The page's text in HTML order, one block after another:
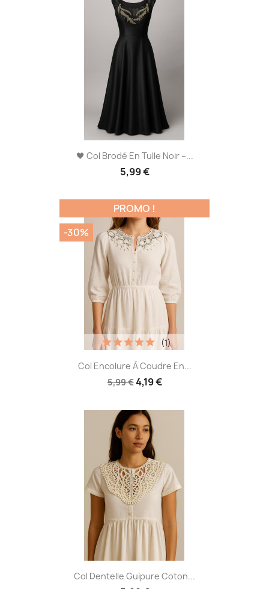
🖤 Col Brodé En Tulle Noir –...
5,99 €
Col Encolure À Coudre En...
5,99 €4,19 €
(1)
PROMO !
-30%
Col Dentelle Guipure Coton...